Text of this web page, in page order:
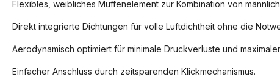
Flexibles, weibliches Muffenelement zur Kombination von
Direkt integrierte Dichtungen für volle Luftdichtheit ohne die
Aerodynamisch optimiert für minimale Druckverluste und
Einfacher Anschluss durch zeitsparenden Klickmechanismus.